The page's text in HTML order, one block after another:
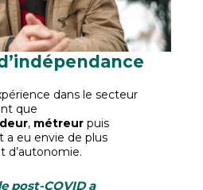
dans le secteur
que
, métreur puis
a eu envie de plus
d’autonomie.
post-COVID a